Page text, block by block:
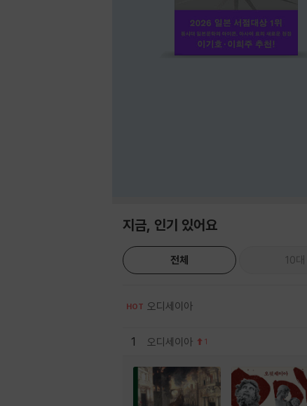
지금, 인기 있어요
전체 10대
HOT 오디세이아
1 오디세이아 1